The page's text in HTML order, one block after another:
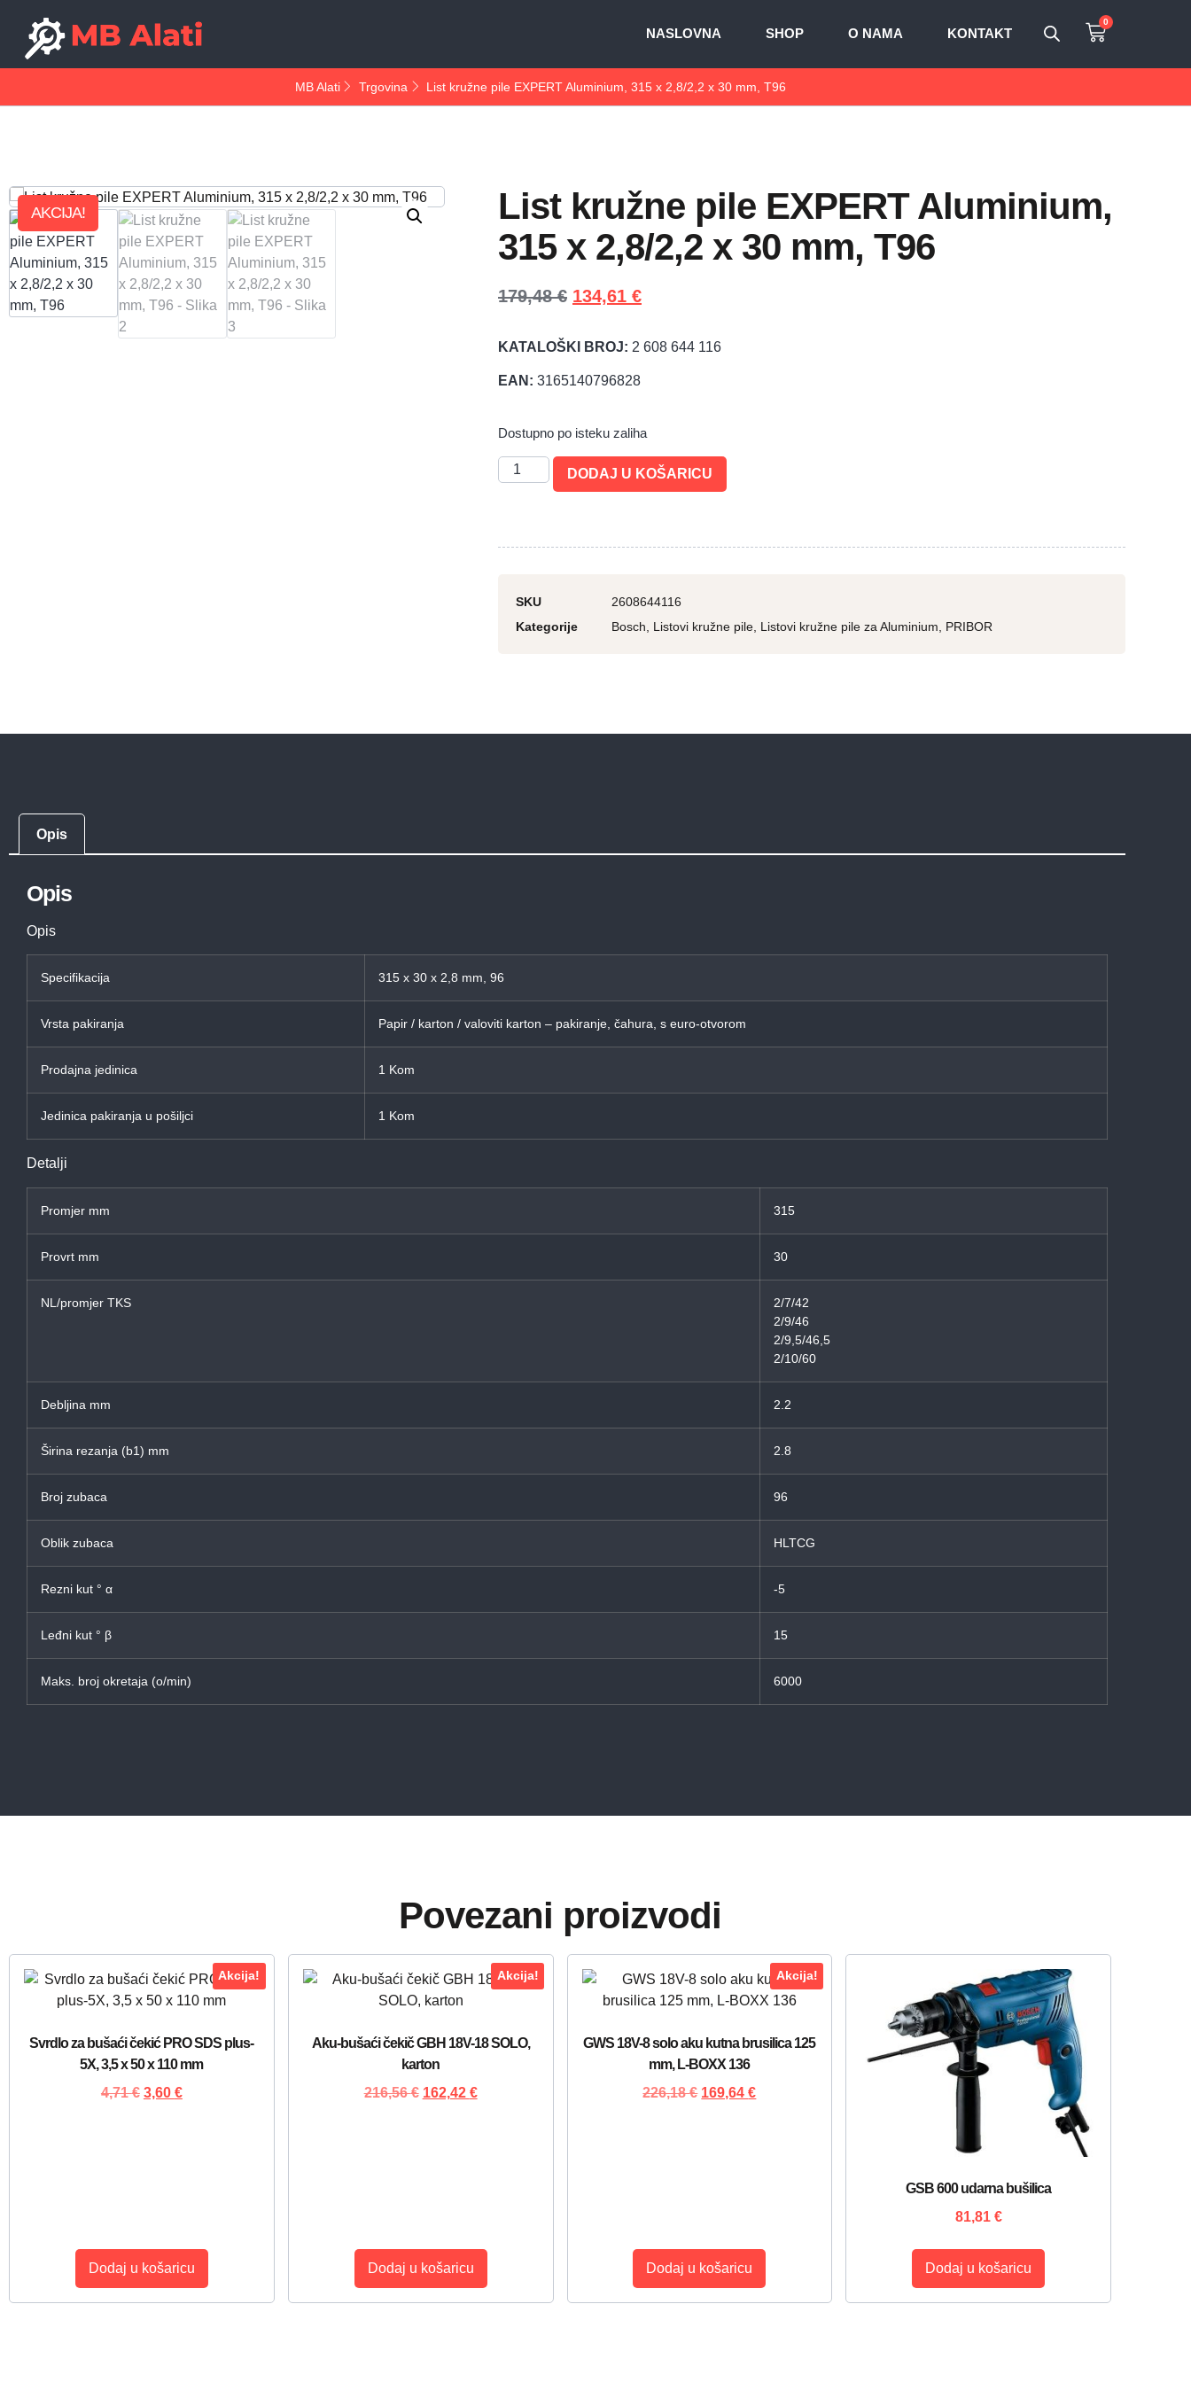
NASLOVNA SHOP O NAMA KONTAKT
0
MB Alati Trgovina List kružne pile EXPERT Aluminium, 315 x 2,8/2,2 x 30 mm, T96
AKCIJA!
List kružne pile EXPERT Aluminium,
315 x 2,8/2,2 x 30 mm, T96
179,48€ 134,61 €
KATALOŠKI BROJ: 2 608 644 116
EAN: 3165140796828
Dostupno po isteku zaliha
DODAJ U KOŠARICU
SKU
2608644116
Kategorije
Bosch Listovi kružne pile Listovi kružne pile za Aluminium PRIBOR
Opis
Opis
Opis
Specifikacija 315 x 30 x 2,8 mm, 96
Vrsta pakiranja Papir / karton / valoviti karton – pakiranje, čahura, s euro-otvorom
Prodajna jedinica 1 Kom
Jedinica pakiranja u pošiljci 1 Kom
Detalji
Promjer mm 315
Provrt mm 30
NL/promjer TKS
2/7/42
2/9/46
2/9,5/46,5
2/10/60
Debljina mm 2.2
Širina rezanja (b1) mm 2.8
Broj zubaca 96
Oblik zubaca HLTCG
Rezni kut ° α -5
Leđni kut ° β 15
Maks. broj okretaja (o/min) 6000
Povezani proizvodi
Akcija!
Svrdlo za bušaći čekić PRO SDS plus-
5X, 3,5 x 50 x 110 mm
4,71€ 3,60 €
Dodaj u košaricu
Akcija!
Aku-bušaći čekič GBH 18V-18 SOLO,
karton
216,56€ 162,42 €
Dodaj u košaricu
Akcija!
GWS 18V-8 solo aku kutna brusilica 125
mm, L-BOXX 136
226,18€ 169,64€
Dodaj u košaricu
GSB 600 udarna bušilica
81,81 €
Dodaj u košaricu